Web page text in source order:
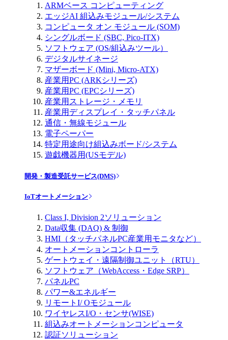
ARMベース コンピューティング
エッジAI 組込みモジュール/システム
コンピュータ オン モジュール (SOM)
シングルボード (SBC, Pico-ITX)
ソフトウェア (OS/組込みツール）
デジタルサイネージ
マザーボード (Mini, Micro-ATX)
産業用PC (ARKシリーズ)
産業用PC (EPCシリーズ)
産業用ストレージ・メモリ
産業用ディスプレイ・タッチパネル
通信・無線モジュール
電子ペーパー
特定用途向け組込みボード/システム
遊戯機器用(USモデル)
開発・製造受託サービス(DMS)
IoTオートメーション
Class I, Division 2ソリューション
Data収集 (DAQ) & 制御
HMI（タッチパネルPC産業用モニタなど）
オートメーションコントローラ
ゲートウェイ・遠隔制御ユニット（RTU）
ソフトウェア（WebAccess・Edge SRP）
パネルPC
パワー&エネルギー
リモートI/ Oモジュール
ワイヤレスI/O・センサ(WISE)
組込みオートメーションコンピュータ
認証ソリューション